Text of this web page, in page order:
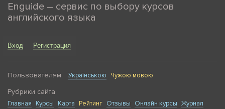
Enguide – сервис по выбору курсов
английского языка
Вход Регистрация
Пользователям Українською Чужою мовою
Рубрики сайта
Главная Курсы Карта Рейтинг Отзывы Онлайн курсы Журнал